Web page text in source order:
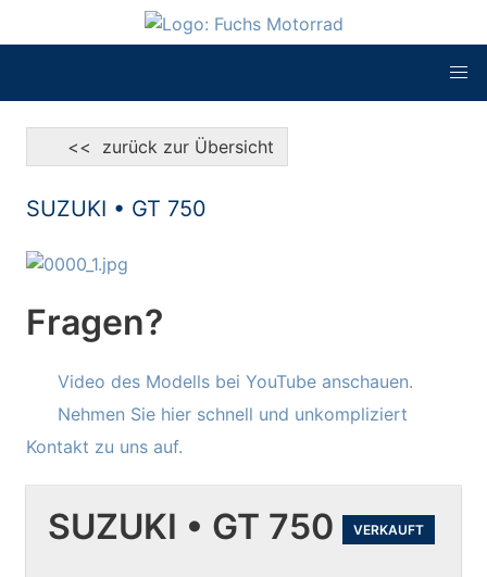
<< zurück zur Übersicht
SUZUKI • GT 750
Fragen?
Video des Modells bei YouTube anschauen.
Nehmen Sie hier schnell und unkompliziert
Kontakt zu uns auf.
SUZUKI • GT 750 VERKAUFT